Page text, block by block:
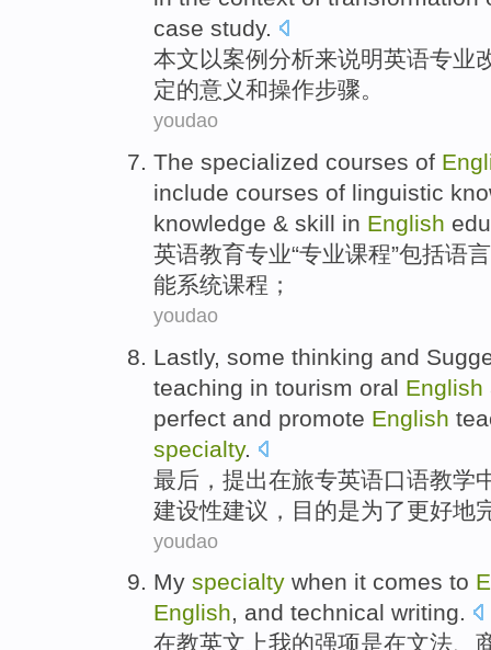
case study.
本文以案例 分析来说明英语专业
定的意义和操作步骤。
youdao
The specialized courses of
include courses of linguistic
knowledge & skill in English
英语教育专业“专业课程”包括语言
能系统课程；
youdao
Lastly, some thinking and
teaching in tourism oral English
perfect and promote English
specialty.
最后 ， 提出在旅专英语口语教学
建设性建议，目的是为了更好地
youdao
My specialty when it comes to
English, and technical writing.
在教英文 上我的强项是在文法、